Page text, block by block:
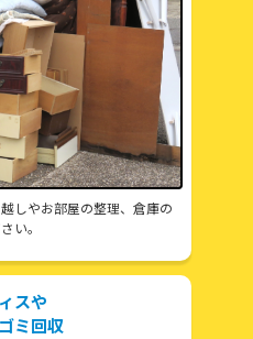
しやお部屋の整理、倉庫の
い。
スや
ミ回収